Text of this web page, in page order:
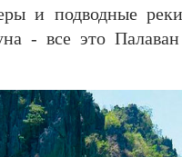
и подводные
- все это